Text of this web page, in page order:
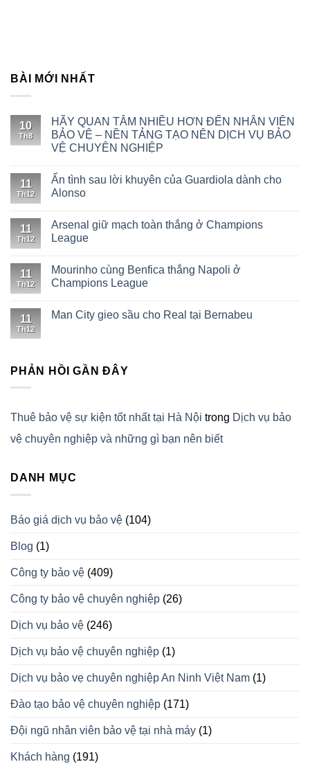
BÀI MỚI NHẤT
10
Th8
HÃY QUAN TÂM NHIỀU HƠN ĐẾN NHÂN VIÊN
BẢO VỆ – NỀN TẢNG TẠO NÊN DỊCH VỤ BẢO
VỆ CHUYÊN NGHIỆP
11
Th12
Ẩn tình sau lời khuyên của Guardiola dành cho
Alonso
11
Th12
Arsenal giữ mạch toàn thắng ở Champions
League
11
Th12
Mourinho cùng Benfica thắng Napoli ở
Champions League
11
Th12
Man City gieo sầu cho Real tại Bernabeu
PHẢN HỒI GẦN ĐÂY
Thuê bảo vệ sự kiện tốt nhất tại Hà Nội trong Dịch vụ bảo
vệ chuyên nghiệp và những gì bạn nên biết
DANH MỤC
Báo giá dịch vụ bảo vệ (104)
Blog (1)
Công ty bảo vệ (409)
Công ty bảo vệ chuyên nghiệp (26)
Dịch vụ bảo vệ (246)
Dịch vụ bảo vệ chuyên nghiệp (1)
Dịch vụ bảo vẹ chuyên nghiệp An Ninh Việt Nam (1)
Đào tạo bảo vệ chuyên nghiệp (171)
Đội ngũ nhân viên bảo vệ tại nhà máy (1)
Khách hàng (191)